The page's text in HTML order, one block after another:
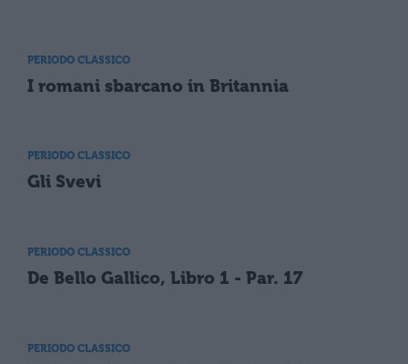
PERIODO CLASSICO
I romani sbarcano in Britannia
PERIODO CLASSICO
Gli Svevi
PERIODO CLASSICO
De Bello Gallico, Libro 1 - Par. 17
PERIODO CLASSICO